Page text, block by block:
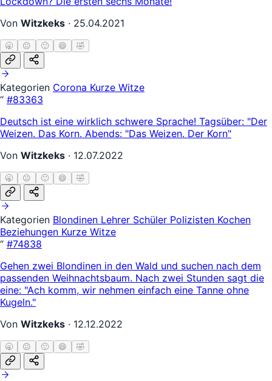
Von Witzkeks · 25.04.2021
🥱 😐 🙂 😄 🤣
Kategorien Corona Kurze Witze
“ #83363
Deutsch ist eine wirklich schwere Sprache! Tagsüber: "Der
Weizen. Das Korn. Abends: "Das Weizen. Der Korn"
Von Witzkeks · 12.07.2022
🥱 😐 🙂 😄 🤣
Kategorien Blondinen Lehrer Schüler Polizisten Kochen
Beziehungen Kurze Witze
“ #74838
Gehen zwei Blondinen in den Wald und suchen nach dem
passenden Weihnachtsbaum. Nach zwei Stunden sagt die
eine: "Ach komm, wir nehmen einfach eine Tanne ohne
Kugeln."
Von Witzkeks · 12.12.2022
🥱 😐 🙂 😄 🤣